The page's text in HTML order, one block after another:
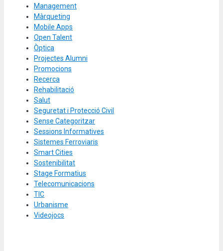
Management
Màrqueting
Mobile Apps
Open Talent
Òptica
Projectes Alumni
Promocions
Recerca
Rehabilitació
Salut
Seguretat i Protecció Civil
Sense Categoritzar
Sessions Informatives
Sistemes Ferroviaris
Smart Cities
Sostenibilitat
Stage Formatius
Telecomunicacions
TIC
Urbanisme
Videojocs